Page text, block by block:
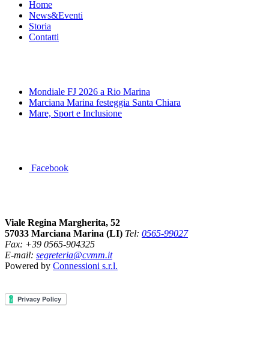
Home
News&Eventi
Storia
Contatti
Mondiale FJ 2026 a Rio Marina
Marciana Marina festeggia Santa Chiara
Mare, Sport e Inclusione
Facebook
Viale Regina Margherita, 52
57033 Marciana Marina (LI) Tel: 0565-99027
Fax: +39 0565-904325
E-mail: segreteria@cvmm.it
Powered by Connessioni s.r.l.